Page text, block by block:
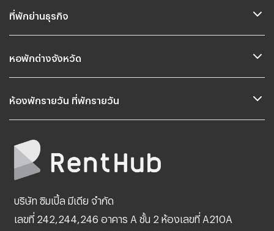
ที่พักย่านธุรกิจ
หอพักต่างจังหวัด
ห้องพักรายวัน ที่พักรายวัน
บริษัท ซิมเปิ้ล มีเดีย จำกัด
เลขที่ 242,244,246 อาคาร A ชั้น 2 ห้องเลขที่ A210A